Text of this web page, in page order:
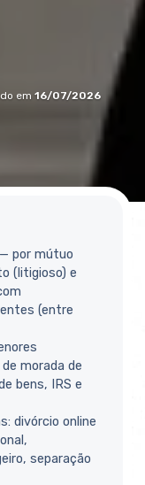
em 16/07/2026
por mútuo
(litigioso) e
(entre
morada de
bens, IRS e
divórcio online
separação